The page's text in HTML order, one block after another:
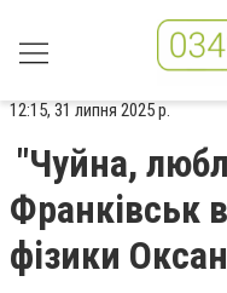
12:15, 31 липня 2025 р.
"Чуйна,
Франківськ
фізики